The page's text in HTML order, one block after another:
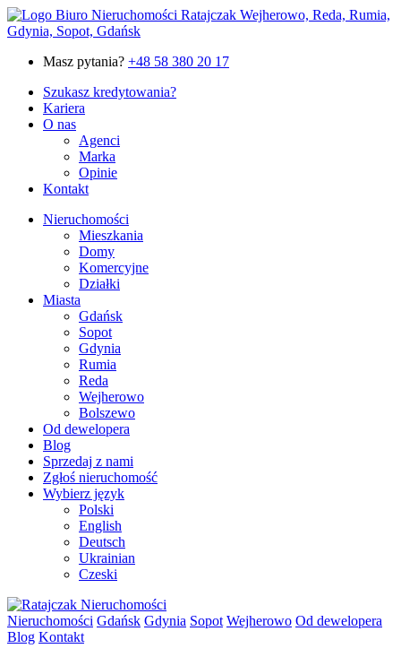
Masz pytania? +48 58 380 20 17
Szukasz kredytowania?
Kariera
O nas
Agenci
Marka
Opinie
Kontakt
Nieruchomości
Mieszkania
Domy
Komercyjne
Działki
Miasta
Gdańsk
Sopot
Gdynia
Rumia
Reda
Wejherowo
Bolszewo
Od dewelopera
Blog
Sprzedaj z nami
Zgłoś nieruchomość
Wybierz język
Polski
English
Deutsch
Ukrainian
Czeski
Nieruchomości Gdańsk Gdynia Sopot Wejherowo Od dewelopera
Blog Kontakt